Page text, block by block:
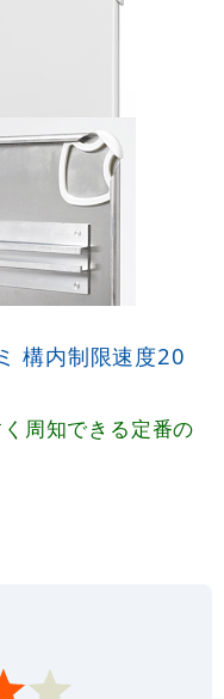
構内制限速度20
周知できる定番の